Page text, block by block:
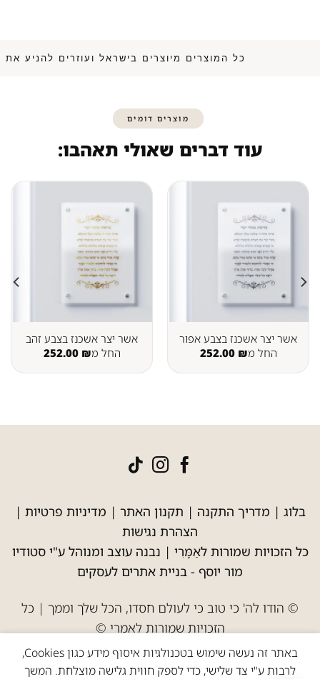
כל המוצרים מיוצרים בישראל ועוזרים
מוצרים דומים
עוד דברים שאולי תאהבו:
אשר יצר אשכנז בצבע אפור
החל מ
252.00 ₪
אשר יצר אשכנז בצבע זהב
החל מ
252.00 ₪
בלוג | מדריך התקנה | תקנון האתר | מדיניות פרטיות |
הצהרת נגישות
כל הזכויות שמורות לאַמָּרִי | נבנה עוצב ומנוהל ע"י סטודיו
מור יוסף - בניית אתרים לעסקים
© הודו לה' כי טוב כי לעולם חסדו, הכל שלך וממך | כל
הזכויות שמורות לאמרי ©
באתר זה נעשה שימוש בטכנולגיות איסוף מידע כגון Cookies,
לרבות ע"י צד שלישי, כדי לספק חווית גלישה מוצלחת. המשך